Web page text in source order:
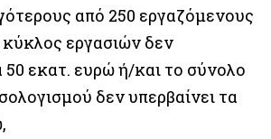
από 250 εργαζόμενους
κύκλος εργασιών δεν
50 εκατ. ευρώ ή/και το σύνολο
δεν υπερβαίνει τα